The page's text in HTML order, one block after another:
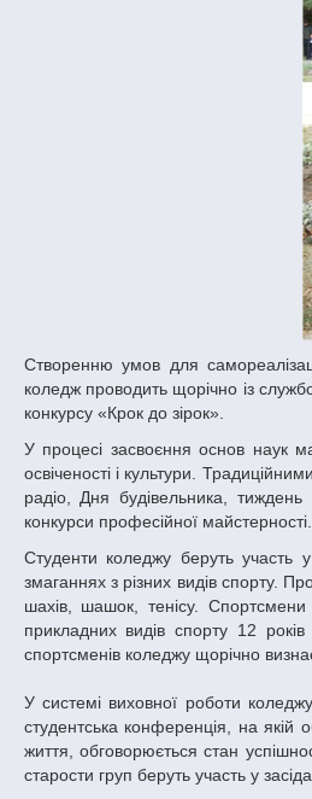
Створенню умов для
коледж проводить щорічно із
конкурсу «Крок до зірок».
У процесі засвоєння основ наук
освіченості і культури.
радіо, Дня будівельника, тиждень
конкурси професійної майстерності.
Студенти коледжу беруть участь
змаганнях з різних видів спорту.
шахів, шашок, тенісу.
прикладних видів спорту 12
спортсменів коледжу щорічно
У системі виховної роботи
студентська конференція, на якій
життя, обговорюється стан
старости груп беруть участь у